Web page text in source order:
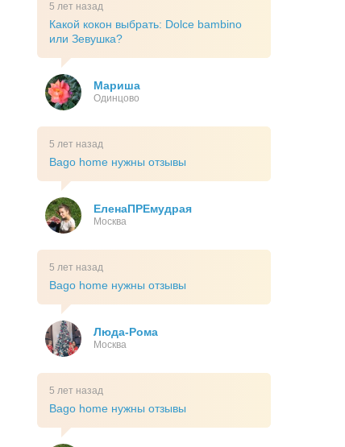
5 лет назад
Какой кокон выбрать: Dolce bambino
или Зевушка?
Мариша
Одинцово
5 лет назад
Bago home нужны отзывы
ЕленаПРЕмудрая
Москва
5 лет назад
Bago home нужны отзывы
Люда-Рома
Москва
5 лет назад
Bago home нужны отзывы